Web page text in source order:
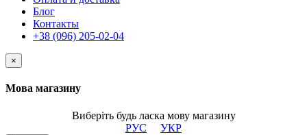
Блог
Контакты
+38 (096) 205-02-04
×
Мова магазину
Виберіть будь ласка мову магазину
РУС
УКР